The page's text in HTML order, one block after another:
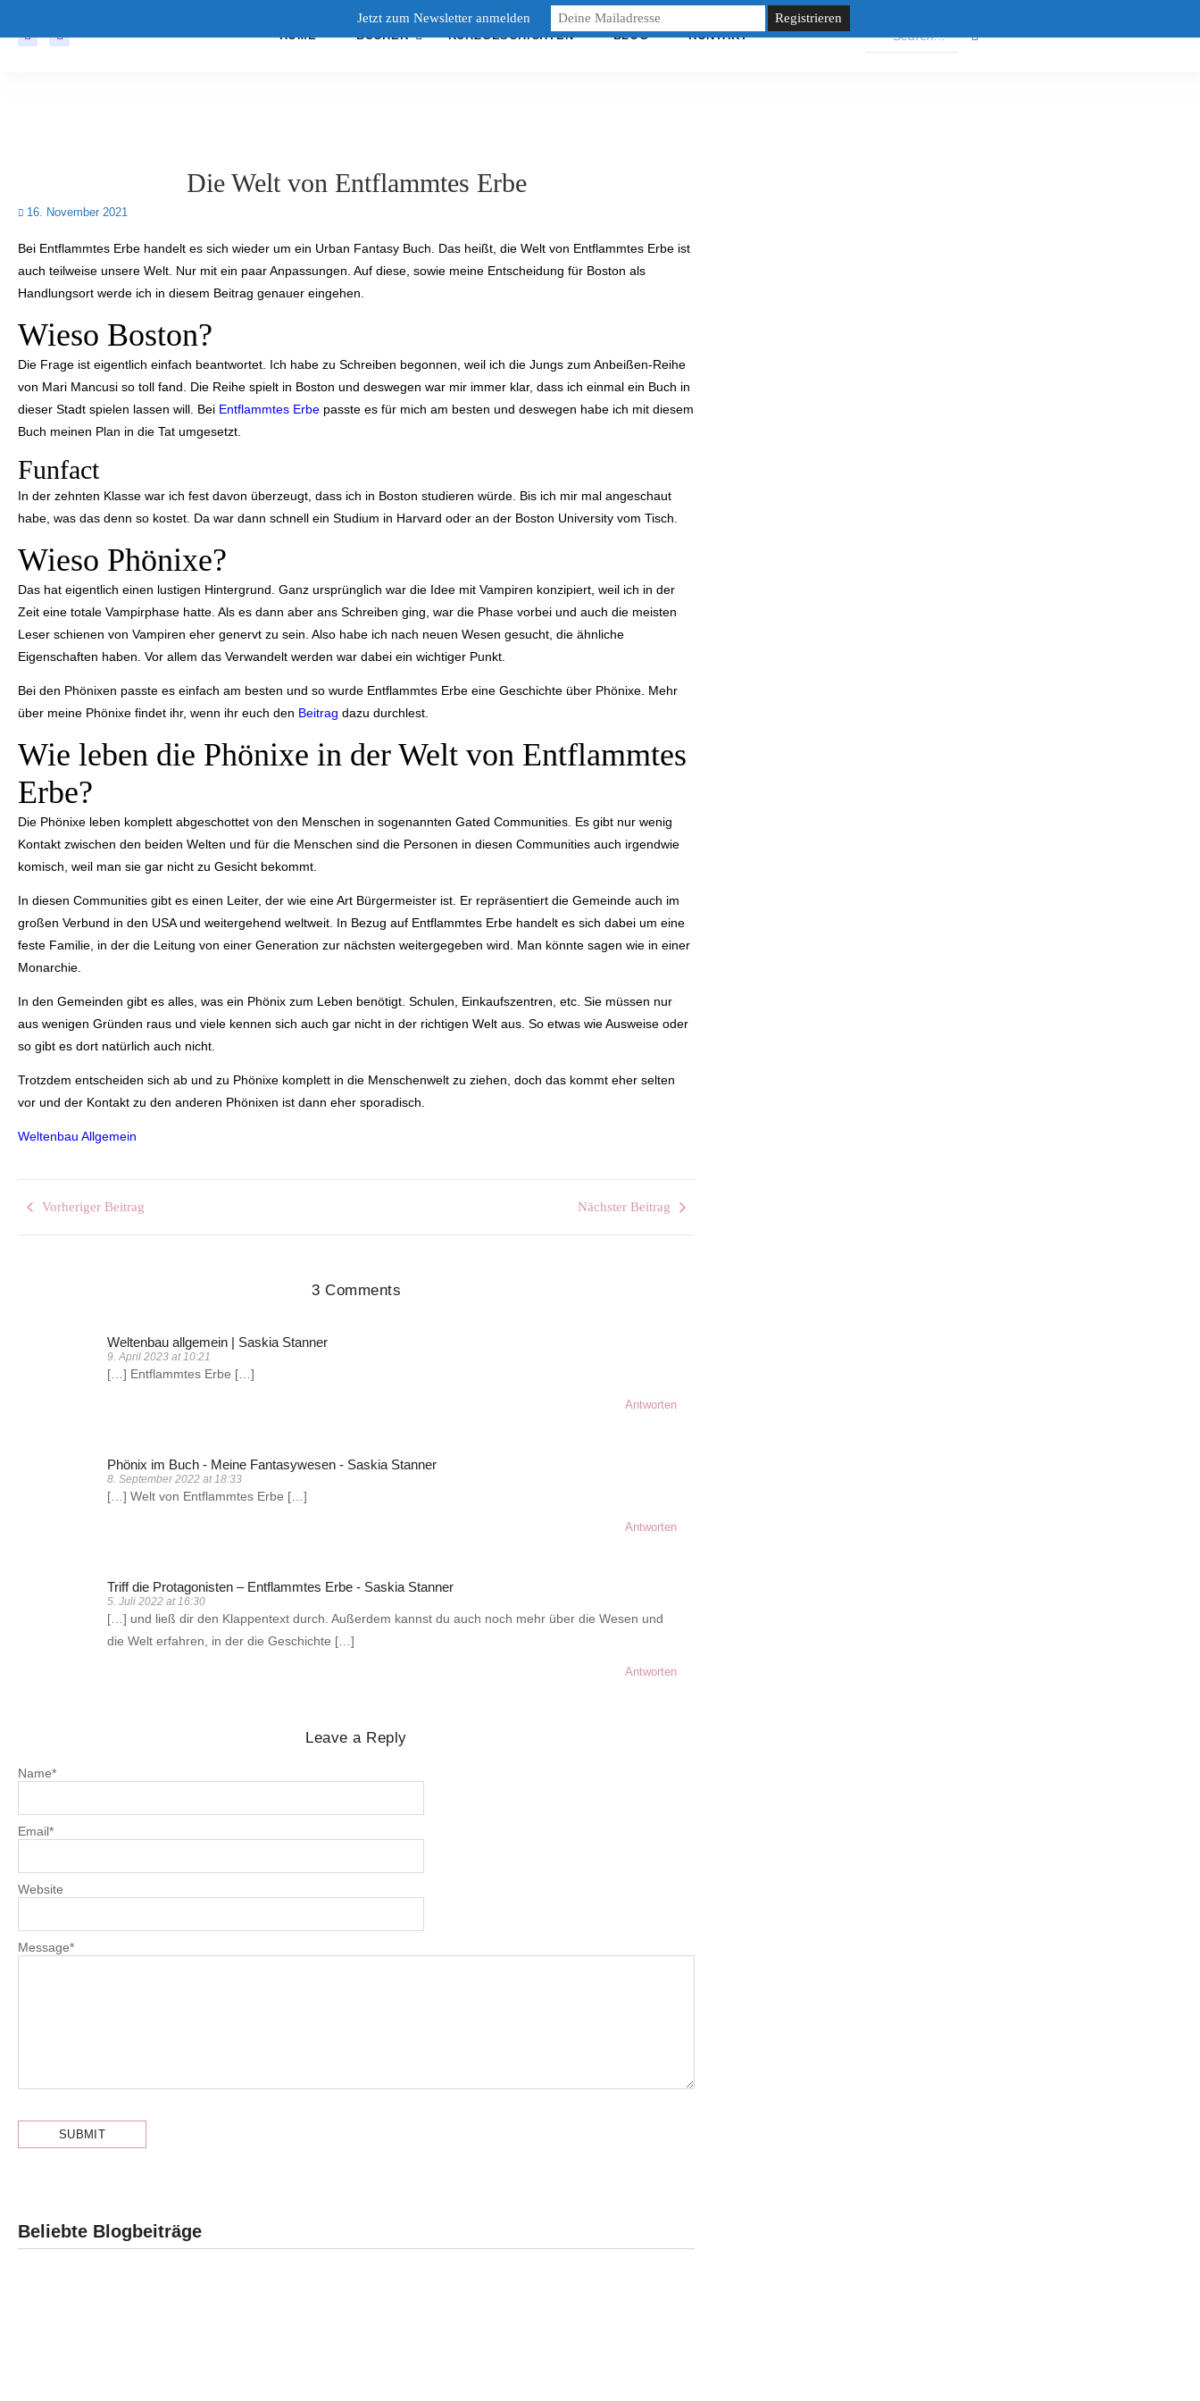
HOME BÜCHER KURZGESCHICHTEN BLOG KONTAKT
Die Welt von Entflammtes Erbe
16. November 2021
Bei Entflammtes Erbe handelt es sich wieder um ein Urban Fantasy Buch. Das heißt, die Welt von Entflammtes Erbe ist
auch teilweise unsere Welt. Nur mit ein paar Anpassungen. Auf diese, sowie meine Entscheidung für Boston als
Handlungsort werde ich in diesem Beitrag genauer eingehen.
Wieso Boston?
Die Frage ist eigentlich einfach beantwortet. Ich habe zu Schreiben begonnen, weil ich die Jungs zum Anbeißen-Reihe
von Mari Mancusi so toll fand. Die Reihe spielt in Boston und deswegen war mir immer klar, dass ich einmal ein Buch in
dieser Stadt spielen lassen will. Bei Entflammtes Erbe passte es für mich am besten und deswegen habe ich mit diesem
Buch meinen Plan in die Tat umgesetzt.
Funfact
In der zehnten Klasse war ich fest davon überzeugt, dass ich in Boston studieren würde. Bis ich mir mal angeschaut
habe, was das denn so kostet. Da war dann schnell ein Studium in Harvard oder an der Boston University vom Tisch.
Wieso Phönixe?
Das hat eigentlich einen lustigen Hintergrund. Ganz ursprünglich war die Idee mit Vampiren konzipiert, weil ich in der
Zeit eine totale Vampirphase hatte. Als es dann aber ans Schreiben ging, war die Phase vorbei und auch die meisten
Leser schienen von Vampiren eher genervt zu sein. Also habe ich nach neuen Wesen gesucht, die ähnliche
Eigenschaften haben. Vor allem das Verwandelt werden war dabei ein wichtiger Punkt.
Bei den Phönixen passte es einfach am besten und so wurde Entflammtes Erbe eine Geschichte über Phönixe. Mehr
über meine Phönixe findet ihr, wenn ihr euch den Beitrag dazu durchlest.
Wie leben die Phönixe in der Welt von Entflammtes
Erbe?
Die Phönixe leben komplett abgeschottet von den Menschen in sogenannten Gated Communities. Es gibt nur wenig
Kontakt zwischen den beiden Welten und für die Menschen sind die Personen in diesen Communities auch irgendwie
komisch, weil man sie gar nicht zu Gesicht bekommt.
In diesen Communities gibt es einen Leiter, der wie eine Art Bürgermeister ist. Er repräsentiert die Gemeinde auch im
großen Verbund in den USA und weitergehend weltweit. In Bezug auf Entflammtes Erbe handelt es sich dabei um eine
feste Familie, in der die Leitung von einer Generation zur nächsten weitergegeben wird. Man könnte sagen wie in einer
Monarchie.
In den Gemeinden gibt es alles, was ein Phönix zum Leben benötigt. Schulen, Einkaufszentren, etc. Sie müssen nur
aus wenigen Gründen raus und viele kennen sich auch gar nicht in der richtigen Welt aus. So etwas wie Ausweise oder
so gibt es dort natürlich auch nicht.
Trotzdem entscheiden sich ab und zu Phönixe komplett in die Menschenwelt zu ziehen, doch das kommt eher selten
vor und der Kontakt zu den anderen Phönixen ist dann eher sporadisch.
Weltenbau Allgemein
Vorheriger Beitrag Nächster Beitrag
3 Comments
Weltenbau allgemein | Saskia Stanner
9. April 2023 at 10:21
[…] Entflammtes Erbe […]
Antworten
Phönix im Buch - Meine Fantasywesen - Saskia Stanner
8. September 2022 at 18:33
[…] Welt von Entflammtes Erbe […]
Antworten
Triff die Protagonisten – Entflammtes Erbe - Saskia Stanner
5. Juli 2022 at 16:30
[…] und ließ dir den Klappentext durch. Außerdem kannst du auch noch mehr über die Wesen und
die Welt erfahren, in der die Geschichte […]
Antworten
Leave a Reply
Name*
Email*
Website
Message*
Beliebte Blogbeiträge
Jetzt zum Newsletter anmelden